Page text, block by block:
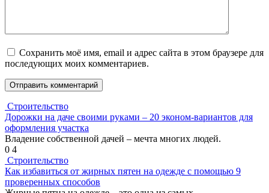
Сохранить моё имя, email и адрес сайта в этом браузере для
последующих моих комментариев.
Строительство
Дорожки на даче своими руками – 20 эконом-вариантов для
оформления участка
Владение собственной дачей – мечта многих людей.
0 4
Строительство
Как избавиться от жирных пятен на одежде с помощью 9
проверенных способов